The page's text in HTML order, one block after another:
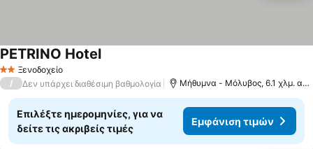
2 ΑστέριαΞενοδοχείο
PETRINO HotelΕμφάνιση τιμών
/ Δεν υπάρχει διαθέσιμη βαθμολογία Μήθυμνα - Μόλυβος, 6.1 χλμ.
Επιλέξτε ημερομηνίες, για να
δείτε τις ακριβείς τιμές
Εμφάνιση τιμών